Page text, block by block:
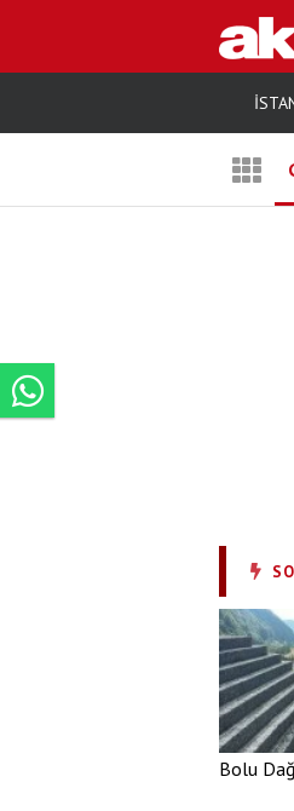
Mühimmat dipte, korku tavanda •
Bolu